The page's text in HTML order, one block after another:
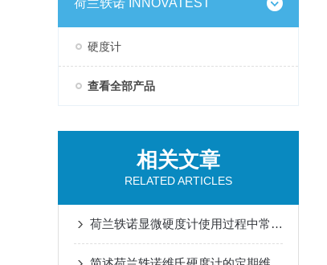
荷兰轶诺 INNOVATEST
硬度计
查看全部产品
相关文章
RELATED ARTICLES
荷兰轶诺显微硬度计使用过程中常见问题及相应解决方法全分享